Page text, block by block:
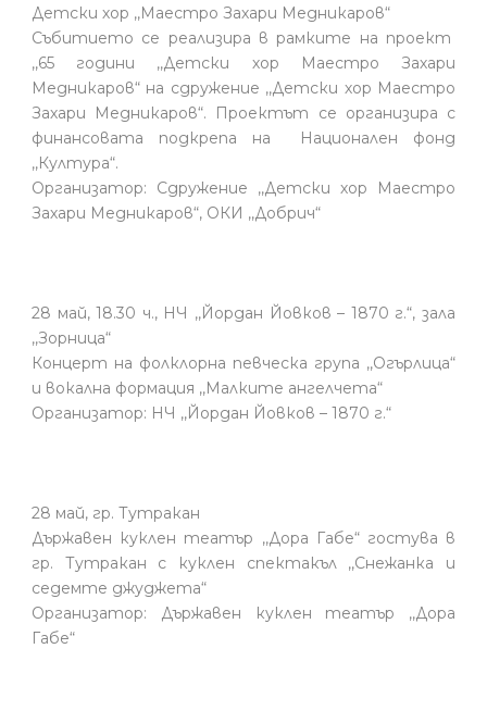
Детски хор ,,Маестро Захари Медникаров“
Събитието се реализира в рамките на проект
,,65 години ,,Детски хор Маестро Захари
Медникаров“ на сдружение ,,Детски хор Маестро
Захари Медникаров“. Проектът се организира с
финансовата подкрепа на Национален фонд
,,Култура“.
Организатор: Сдружение ,,Детски хор Маестро
Захари Медникаров“, ОКИ ,,Добрич“
28 май, 18.30 ч., НЧ ,,Йордан Йовков – 1870 г.“, зала
,,Зорница“
Концерт на фолклорна певческа група ,,Огърлица“
и вокална формация ,,Малките ангелчета“
Организатор: НЧ ,,Йордан Йовков – 1870 г.“
28 май, гр. Тутракан
Държавен куклен театър ,,Дора Габе“ гостува в
гр. Тутракан с куклен спектакъл ,,Снежанка и
седемте джуджета“
Организатор: Държавен куклен театър ,,Дора
Габе“